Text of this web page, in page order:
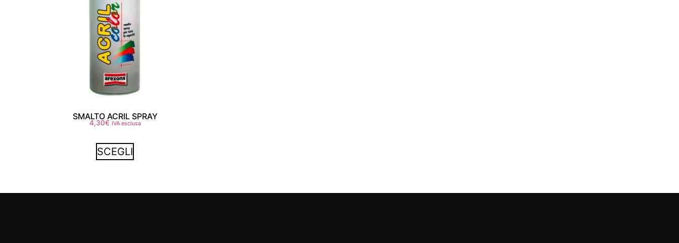
SMALTO ACRIL SPRAY
4,30€ IVA esclusa
SCEGLI